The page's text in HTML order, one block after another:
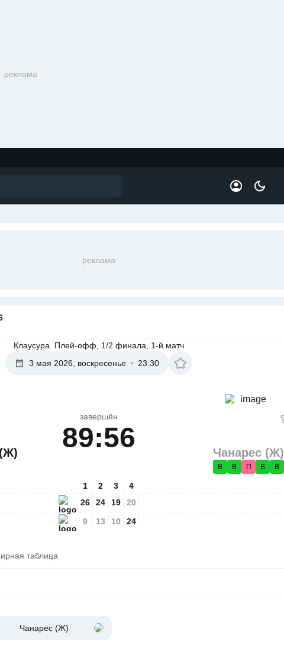
реклама
реклама
Клаусура. Плей-офф, 1/2 финала, 1-й матч
3 мая 2026, воскресенье
23:30
завершён
89:56 Чанарес (Ж)
В В П В В
1
26
9
2
24
13
3
19
10
4
20
24
таблица
Чанарес (Ж)